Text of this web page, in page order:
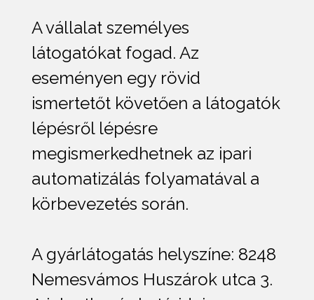
A vállalat személyes
látogatókat fogad. Az
eseményen egy rövid
ismertetőt követően a látogatók
lépésről lépésre
megismerkedhetnek az ipari
automatizálás folyamatával a
körbevezetés során.
A gyárlátogatás helyszíne: 8248
Nemesvámos Huszárok utca 3.